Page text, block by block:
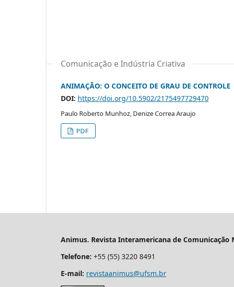
Comunicação e Indústria Criativa
ANIMAÇÃO: O CONCEITO DE GRAU DE CONTROLE
DOI: https://doi.org/10.5902/2175497729470
Paulo Roberto Munhoz, Denize Correa Araujo
PDF
Animus. Revista Interamericana de Comunicação
Telefone: +55 (55) 3220 8491
E-mail: revistaanimus@ufsm.br